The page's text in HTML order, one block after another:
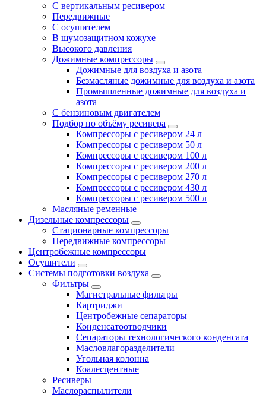
С вертикальным ресивером
Передвижные
С осушителем
В шумозащитном кожухе
Высокого давления
Дожимные компрессоры
Дожимные для воздуха и азота
Безмасляные дожимные для воздуха и азота
Промышленные дожимные для воздуха и
азота
С бензиновым двигателем
Подбор по объёму ресивера
Компрессоры с ресивером 24 л
Компрессоры с ресивером 50 л
Компрессоры с ресивером 100 л
Компрессоры с ресивером 200 л
Компрессоры с ресивером 270 л
Компрессоры с ресивером 430 л
Компрессоры с ресивером 500 л
Масляные ременные
Дизельные компрессоры
Стационарные компрессоры
Передвижные компрессоры
Центробежные компрессоры
Осушители
Системы подготовки воздуха
Фильтры
Магистральные фильтры
Картриджи
Центробежные сепараторы
Конденсатоотводчики
Сепараторы технологического конденсата
Масловлагоразделители
Угольная колонна
Коалесцентные
Ресиверы
Маслораспылители